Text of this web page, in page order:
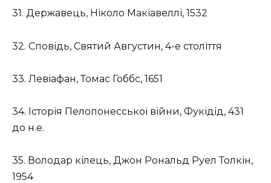
31. Державець, Ніколо Макіавеллі, 1532
32. Сповідь, Святий Августин, 4-е століття
33. Левіафан, Томас Гоббс, 1651
34. Історія Пелопонесської війни, Фукідід, 431
до н.е.
35. Володар кілець, Джон Рональд Руел Толкін,
1954